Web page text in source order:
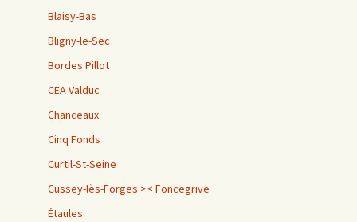
Blaisy-Bas
Bligny-le-Sec
Bordes Pillot
CEA Valduc
Chanceaux
Cinq Fonds
Curtil-St-Seine
Cussey-lès-Forges >< Foncegrive
Étaules